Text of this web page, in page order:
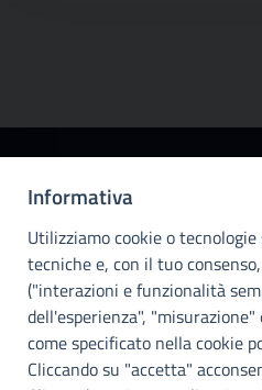
Palermo
Info e contatti
Città Metropoliitana di Palermo
Via Maqueda, 100 - 90134 -
Cod. Fisc. 80021470820
PEC:
Informativa
Utilizziamo cookie o
tecniche e, con il tuo
("interazioni e funzionalità
dell'esperienza",
come specificato nella cookie
Cliccando su "accetta"